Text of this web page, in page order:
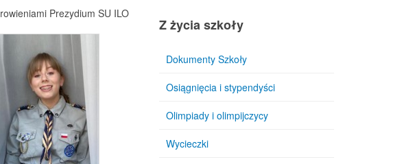
Prezydium SU ILO
Z życia szkoły
Dokumenty Szkoły
Osiągnięcia i stypendyści
Olimpiady i olimpijczycy
Wycieczki